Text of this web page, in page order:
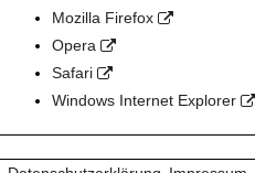
Mozilla Firefox
Opera
Safari
Windows Internet Explorer